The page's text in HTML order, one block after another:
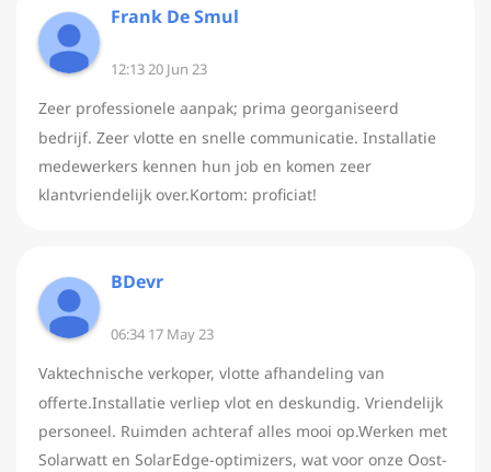
Frank De Smul
12:13 20 Jun 23
Zeer professionele aanpak; prima georganiseerd
bedrijf. Zeer vlotte en snelle communicatie. Installatie
medewerkers kennen hun job en komen zeer
klantvriendelijk over.Kortom: proficiat!
BDevr
06:34 17 May 23
Vaktechnische verkoper, vlotte afhandeling van
offerte.Installatie verliep vlot en deskundig. Vriendelijk
personeel. Ruimden achteraf alles mooi op.Werken met
Solarwatt en SolarEdge-optimizers, wat voor onze Oost-